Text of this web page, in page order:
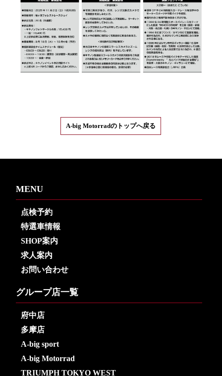
A-big Motorradのトップへ戻る
MENU
点検予約
特選車情報
SHOP案内
求人案内
お問い合わせ
グループ店一覧
府中店
多摩店
A-big sport
A-big Motorrad
TRIUMPH TOKYO WEST